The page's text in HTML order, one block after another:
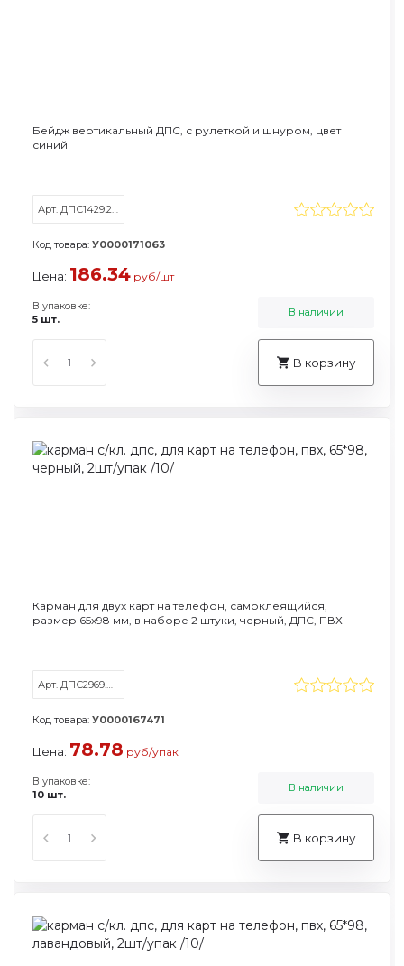
Бейдж вертикальный ДПС, с рулеткой и шнуром, цвет
синий
Арт. ДПС1429.250.В-101
Код товара: У0000171063
Цена: 186.34 руб/шт
В упаковке:
5 шт.
В наличии
В корзину
Карман для двух карт на телефон, самоклеящийся,
размер 65х98 мм, в наборе 2 штуки, черный, ДПС, ПВХ
Арт. ДПС2969.С.300-107
Код товара: У0000167471
Цена: 78.78 руб/упак
В упаковке:
10 шт.
В наличии
В корзину